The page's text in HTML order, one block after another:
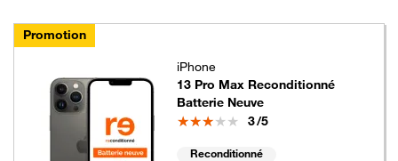
Promotion
iPhone
13 Pro Max Reconditionné
Batterie Neuve
Note
3/5
Reconditionné